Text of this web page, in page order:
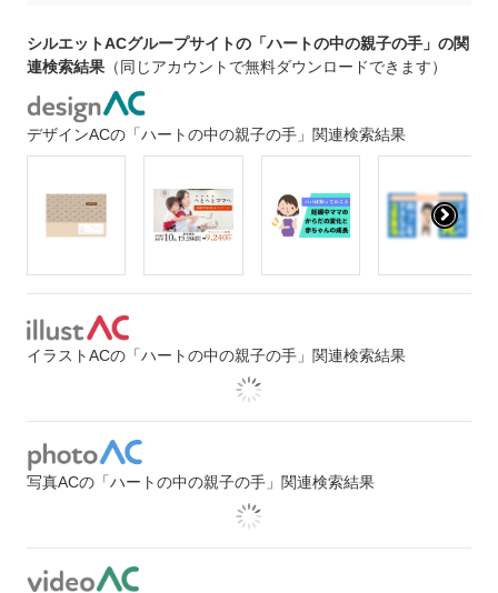
シルエットACグループサイトの「ハートの中の親子の手」の関
連検索結果 （同じアカウントで無料ダウンロードできます）
デザインACの「ハートの中の親子の手」関連検索結果
イラストACの「ハートの中の親子の手」関連検索結果
写真ACの「ハートの中の親子の手」関連検索結果